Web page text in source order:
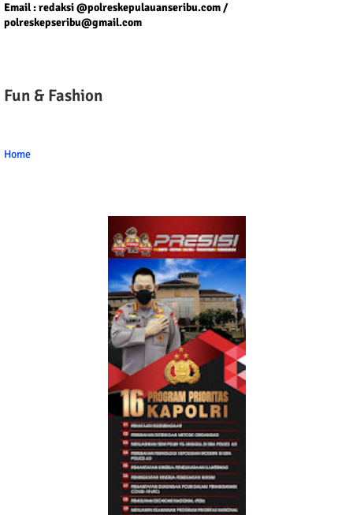
Email : redaksi @polreskepulauanseribu.com /
polreskepseribu@gmail.com
Fun & Fashion
Home